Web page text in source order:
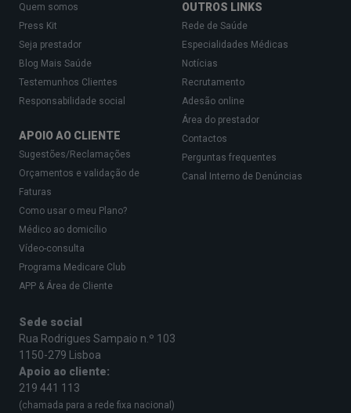
Quem somos
Press Kit
Seja prestador
Blog Mais Saúde
Testemunhos Clientes
Responsabilidade social
APOIO AO CLIENTE
Sugestões/Reclamações
Orçamentos e validação de
Faturas
Como usar o meu Plano?
Médico ao domicílio
Vídeo-consulta
Programa Medicare Club
APP & Área de Cliente
OUTROS LINKS
Rede de Saúde
Especialidades Médicas
Notícias
Recrutamento
Adesão online
Área do prestador
Contactos
Perguntas frequentes
Canal Interno de Denúncias
Sede social
Rua Rodrigues Sampaio n.º 103
1150-279 Lisboa
Apoio ao cliente:
219 441 113
(chamada para a rede fixa nacional)